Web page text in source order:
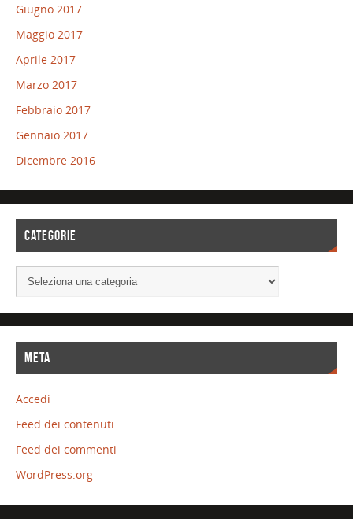
Giugno 2017
Maggio 2017
Aprile 2017
Marzo 2017
Febbraio 2017
Gennaio 2017
Dicembre 2016
CATEGORIE
META
Accedi
Feed dei contenuti
Feed dei commenti
WordPress.org